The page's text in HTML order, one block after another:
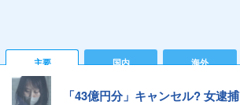
主要 国内 海外
「43億円分」キャンセル? 女逮捕